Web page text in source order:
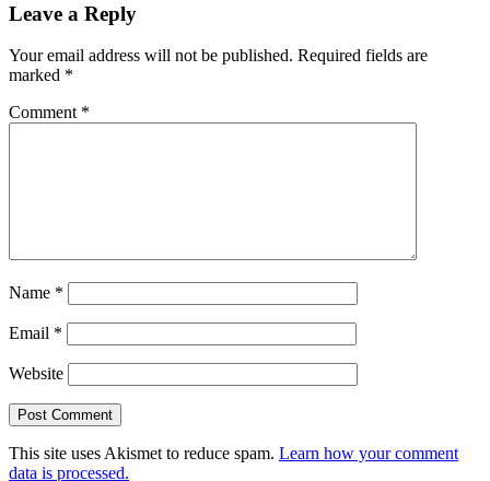
Leave a Reply
Your email address will not be published. Required fields are
marked *
Comment *
Name *
Email *
Website
This site uses Akismet to reduce spam. Learn how your comment
data is processed.